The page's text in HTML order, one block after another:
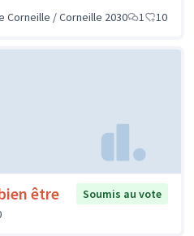
Corneille / Corneille 2030 1 10
être
Soumis au vote